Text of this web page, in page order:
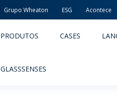
Grupo Wheaton ESG Acontece
PRODUTOS CASES
GLASSSENSES